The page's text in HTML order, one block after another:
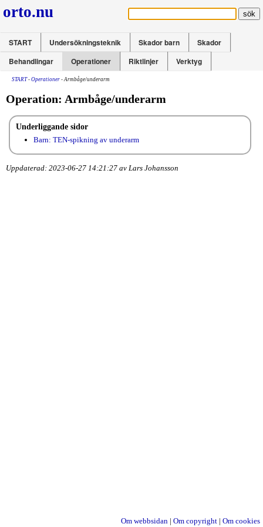
orto.nu
START Undersökningsteknik Skador barn
Skador
Behandlingar
Operationer Riktlinjer Verktyg
START- Operationer - Armbåge/underarm
Operation: Armbåge/underarm
Underliggande sidor
Barn: TEN-spikning av underarm
Uppdaterad: 2023-06-27 14:21:27 av Lars Johansson
Om webbsidan | Om copyright | Om cookies